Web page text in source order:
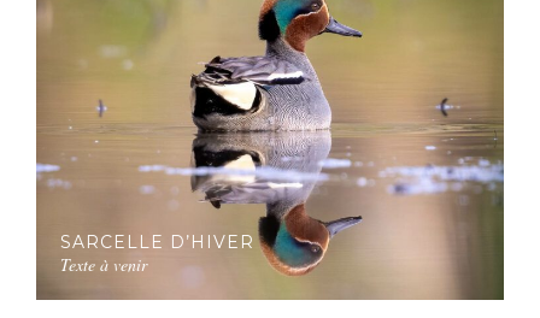
SARCELLE D’HIVER
Texte à venir